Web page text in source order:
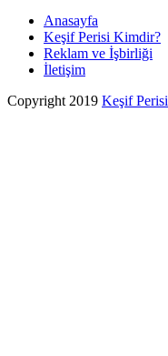
Anasayfa
Keşif Perisi Kimdir?
Reklam ve İşbirliği
İletişim
Copyright 2019 Keşif Perisi